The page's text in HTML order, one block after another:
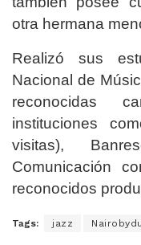
otra hermana
Realizó sus
Nacional de
reconocidas
instituciones
visitas),
Comunicación
reconocidos
Tags: jazz